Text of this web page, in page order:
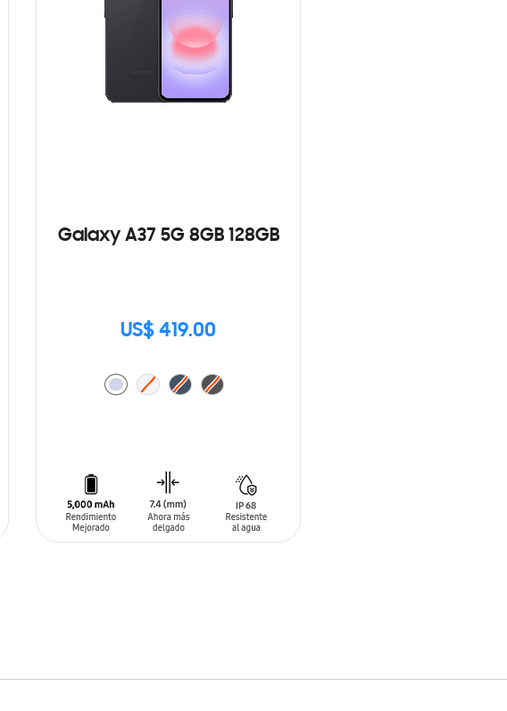
Galaxy A37 5G 8GB 128GB
US$ 419.00